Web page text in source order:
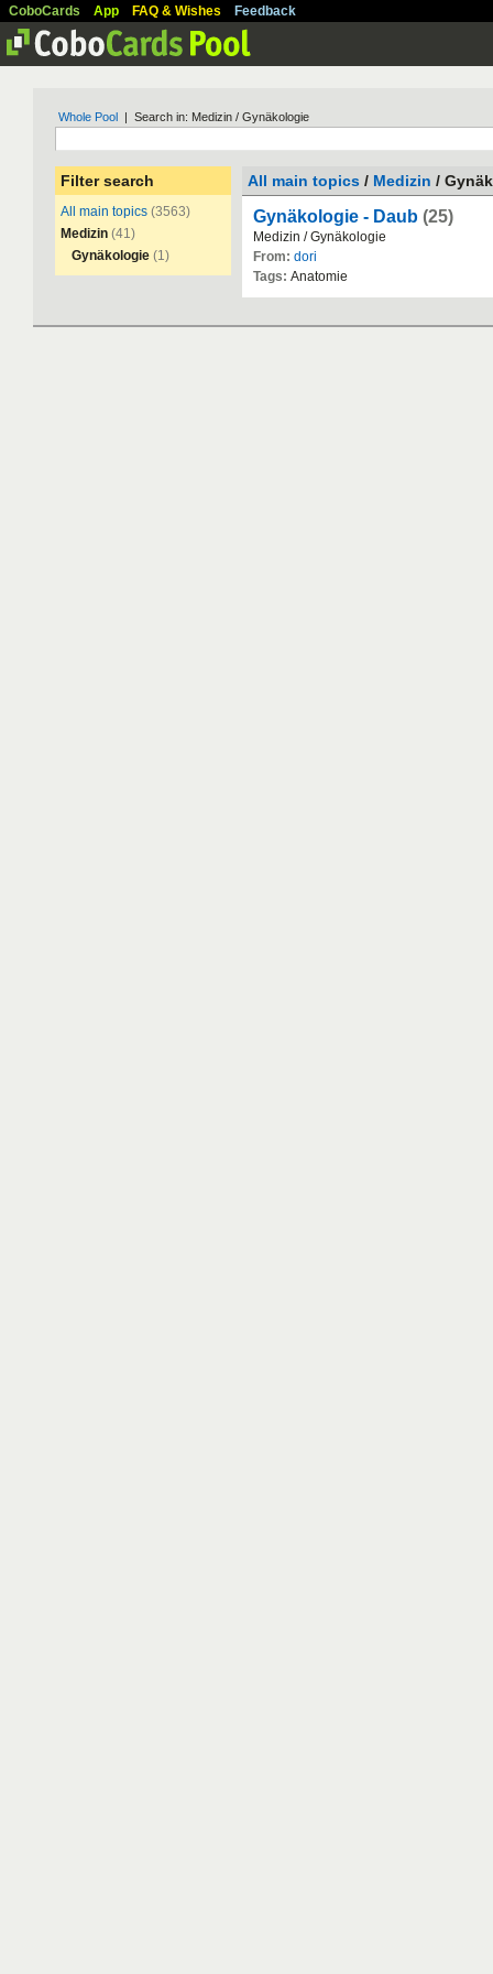
CoboCards App FAQ & Wishes Feedback
Whole Pool | Search in: Medizin / Gynäkologie
Filter search
All main topics (3563)
Medizin (41)
Gynäkologie (1)
All main topics / Medizin /
Gynäkologie - Daub (25)
Medizin /Gynäkologie
From: dori
Tags: Anatomie